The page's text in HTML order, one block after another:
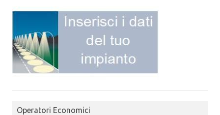
Operatori Economici